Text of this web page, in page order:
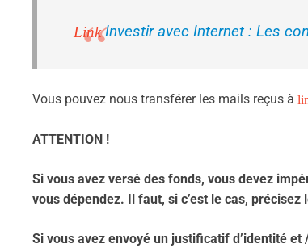
Investir avec Internet : Les
Vous pouvez nous transférer les mails reçus à
ATTENTION !
Si vous avez versé des fonds, vous devez
vous dépendez. Il faut, si c’est le cas,
Si vous avez envoyé un justificatif d’identité